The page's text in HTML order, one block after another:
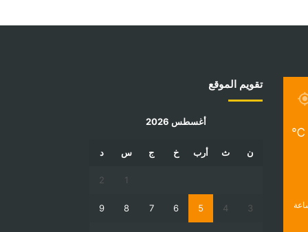
℃
تقويم الموقع
أغسطس 2026
ن ث أرب خ ج س د
1
2
3
4
5
6
7
8
9